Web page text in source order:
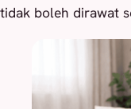
tidak boleh dirawat